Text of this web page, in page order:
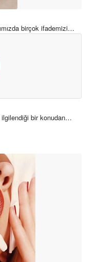
birçok ifademizi…
bir konudan…